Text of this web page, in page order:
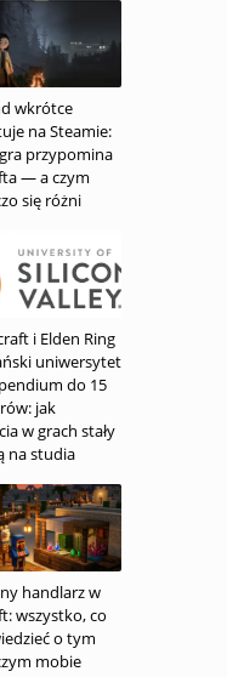
wkrótce
na Steamie:
przypomina
— a czym
się różni
i Elden Ring
uniwersytet
do 15
jak
w grach stały
na studia
handlarz w
wszystko, co
o tym
mobie